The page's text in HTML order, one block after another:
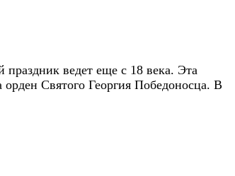
ведет еще с 18 века. Эта
Святого Георгия Победоносца. В